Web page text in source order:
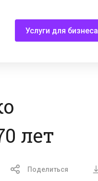
Услуги для бизнеса
лет
Поделиться